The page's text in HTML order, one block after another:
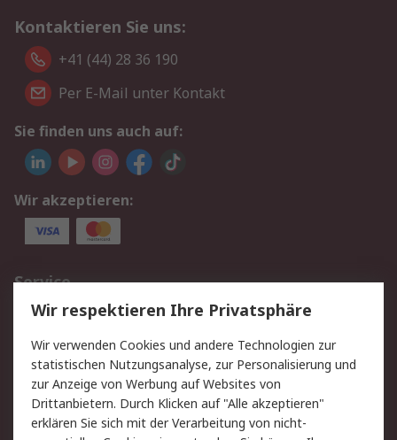
Kontaktieren Sie uns:
+41 (44) 28 36 190
Per E-Mail unter Kontakt
Sie finden uns auch auf:
Wir akzeptieren:
Service
Value Added Services
Lieferlösungen
Rücksendungen
Kontakt
Hilfe
Rechtliches
Wir respektieren Ihre Privatsphäre
Wir verwenden Cookies und andere Technologien zur
statistischen Nutzungsanalyse, zur Personalisierung und
zur Anzeige von Werbung auf Websites von
Drittanbietern. Durch Klicken auf "Alle akzeptieren"
erklären Sie sich mit der Verarbeitung von nicht-